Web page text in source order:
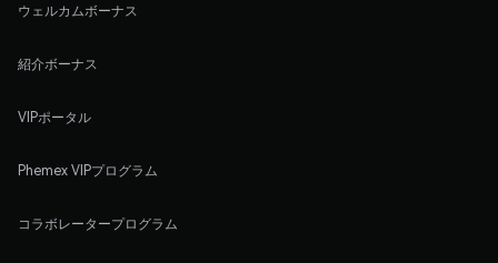
ウェルカムボーナス
紹介ボーナス
VIPポータル
Phemex VIPプログラム
コラボレータープログラム